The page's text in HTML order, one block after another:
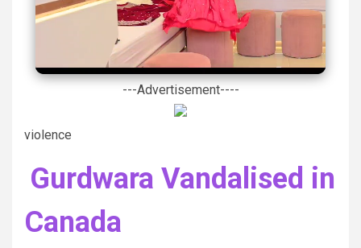
---Advertisement----
violence
Gurdwara Vandalised in
Canada